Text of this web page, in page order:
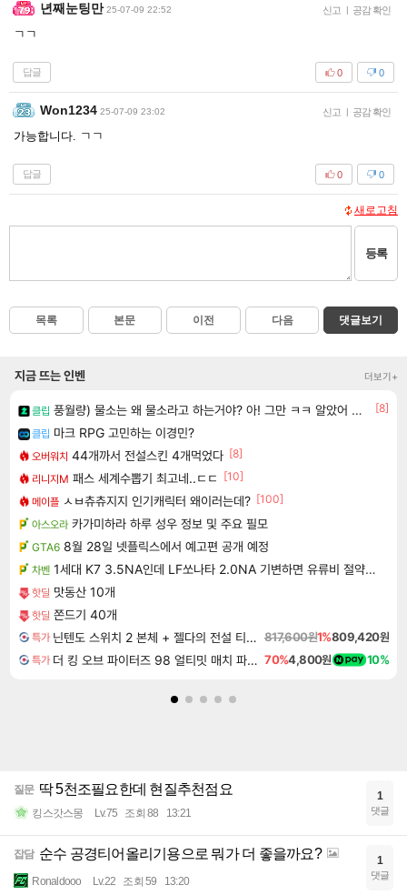
년째눈팅만 25-07-09 22:52 신고 | 공감 확인
ㄱㄱ
답글 0
0
Won1234 25-07-09 23:02 신고 | 공감 확인
가능합니다. ㄱㄱ
답글 0
0
새로고침
등록
목록 본문 이전 다음 댓글보기
지금 뜨는 인벤 더보기+
클립 풍월량) 물소는 왜 물소라고 하는거야? 아! 그만 ㅋㅋ 알았어 ㅋㅋ
[8]
클립 마크 RPG 고민하는 이경민?
오버워치 44개까서 전설스킨 4개먹었다 [8]
리니지M 패스 세계수뽑기 최고네..ㄷㄷ
[10]
메이플 ㅅㅂ츄츄지지 인기캐릭터 왜이러는데? [100]
아스오라 카가미하라 하루 성우 정보 및 주요 필모
GTA6 8월 28일 넷플릭스에서 예고편 공개 예정
차벤 1세대 K7 3.5NA인데 LF쏘나타 2.0NA 기변하면 유류비 절약이 얼마나 될까요..?
핫딜 맛동산 10개
핫딜 쫀드기 40개
특가 닌텐도 스위치 2 본체 + 젤다의 전설 티어스 오브 더 킹덤 닌텐도 스위치 2 에디션 + 젤다의 전설 브레스 오브 더 와일드 닌텐도 스위치 2 에디션 번들 817,600원1%809,420원
특가 더 킹 오브 파이터즈 98 얼티밋 매치 파이널 에디션 THE KING OF FIGHTERS 98 ULTIMATE MATCH FINAL EDITION 70%4,800원 10%
질문 딱 5천조필요한데 현질추천점요
킹스갓스몽 Lv.75 조회 88 13:21
1
댓글
잡담 순수 공경티어올리기용으로 뭐가 더 좋을까요?
Ronaldooo Lv.22 조회 59 13:20
1
댓글